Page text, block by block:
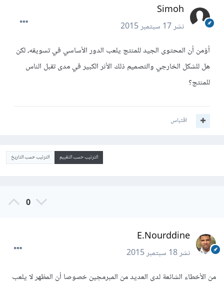
Simoh
نشر17 سبتمبر 2015
أؤمن أن المحتوى الجيد للمنتج يلعب الدور الأساسي في تسويقه، لكن
هل للشكل الخارجي والتصميم ذلك الأثر الكبير في مدى تقبل الناس
للمنتج؟
اقتباس
الترتيب حسب التقييم الترتيب حسب التاريخ
0
E.Nourddine
نشر18 سبتمبر 2015
من الأخطاء الشائعة لدى العديد من المبرمجين خصوصا أن المظهر لا يلعب